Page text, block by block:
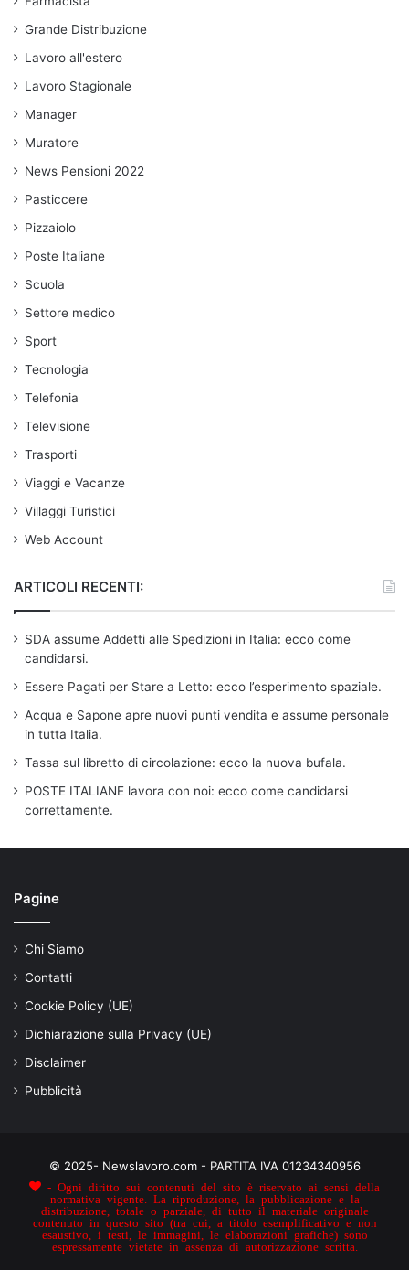
Grande Distribuzione
Lavoro all'estero
Lavoro Stagionale
Manager
Muratore
News Pensioni 2022
Pasticcere
Pizzaiolo
Poste Italiane
Scuola
Settore medico
Sport
Tecnologia
Telefonia
Televisione
Trasporti
Viaggi e Vacanze
Villaggi Turistici
Web Account
ARTICOLI RECENTI:
SDA assume Addetti alle Spedizioni in Italia: ecco come
candidarsi.
Essere Pagati per Stare a Letto: ecco l’esperimento spaziale.
Acqua e Sapone apre nuovi punti vendita e assume personale
in tutta Italia.
Tassa sul libretto di circolazione: ecco la nuova bufala.
POSTE ITALIANE lavora con noi: ecco come candidarsi
correttamente.
Pagine
Chi Siamo
Contatti
Cookie Policy (UE)
Dichiarazione sulla Privacy (UE)
Disclaimer
Pubblicità
© 2025- Newslavoro.com - PARTITA IVA 01234340956
- Ogni diritto sui contenuti del sito è riservato ai sensi della
normativa vigente. La riproduzione, la pubblicazione e la
distribuzione, totale o parziale, di tutto il materiale originale
contenuto in questo sito (tra cui, a titolo esemplificativo e non
esaustivo, i testi, le immagini, le elaborazioni grafiche) sono
espressamente vietate in assenza di autorizzazione scritta.